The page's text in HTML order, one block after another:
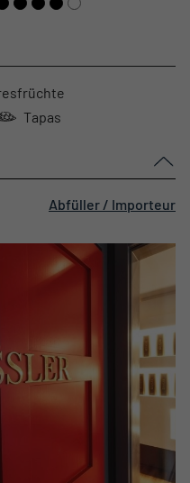
Tapas
Abfüller / Importeur